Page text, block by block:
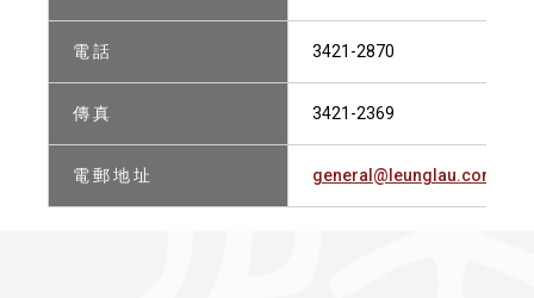
電 話 3421-2870
傳 真 3421-2369
電 郵 地 址 general@leunglau.com